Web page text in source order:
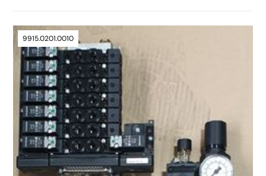
9915.0201.0010